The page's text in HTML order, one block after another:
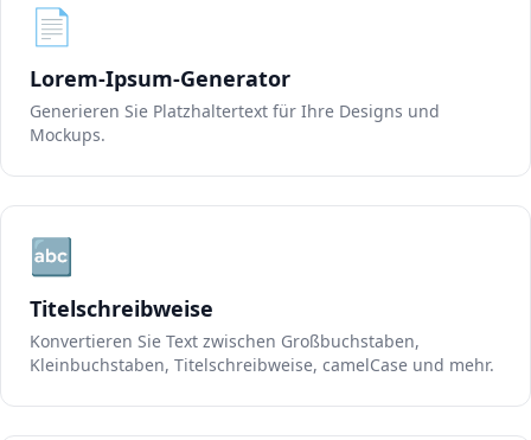
📄
Lorem-Ipsum-Generator
Generieren Sie Platzhaltertext für Ihre Designs und
Mockups.
🔤
Titelschreibweise
Konvertieren Sie Text zwischen Großbuchstaben,
Kleinbuchstaben, Titelschreibweise, camelCase und mehr.